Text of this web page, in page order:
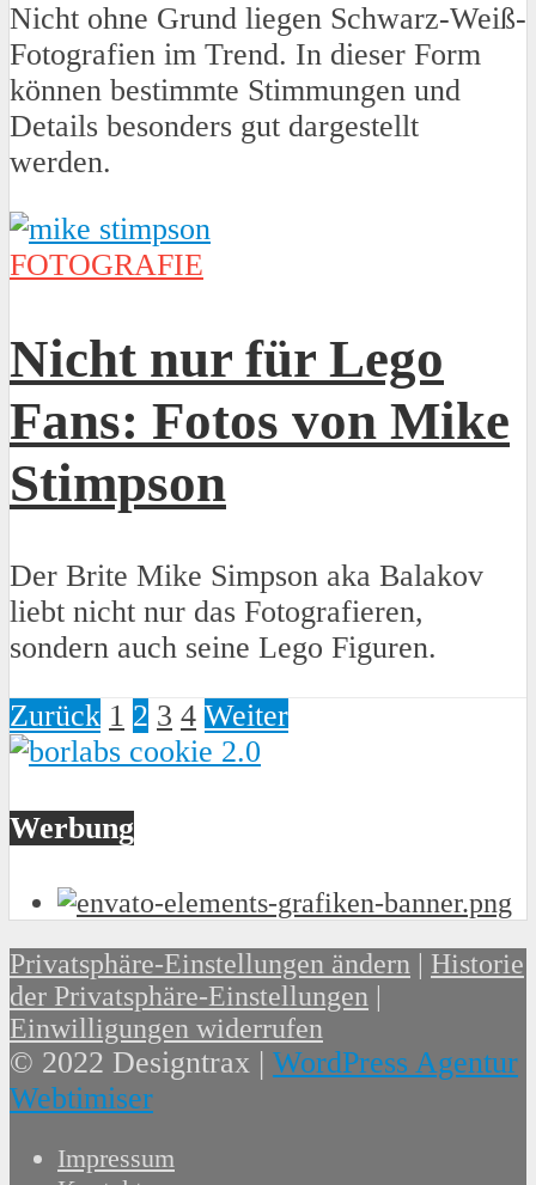
Nicht ohne Grund liegen Schwarz-Weiß-
Fotografien im Trend. In dieser Form
können bestimmte Stimmungen und
Details besonders gut dargestellt
werden.
FOTOGRAFIE
Nicht nur für Lego
Fans: Fotos von Mike
Stimpson
Der Brite Mike Simpson aka Balakov
liebt nicht nur das Fotografieren,
sondern auch seine Lego Figuren.
Zurück 1 2 3 4 Weiter
Werbung
Privatsphäre-Einstellungen ändern | Historie
der Privatsphäre-Einstellungen |
Einwilligungen widerrufen
© 2022 Designtrax | WordPress Agentur
Webtimiser
Impressum